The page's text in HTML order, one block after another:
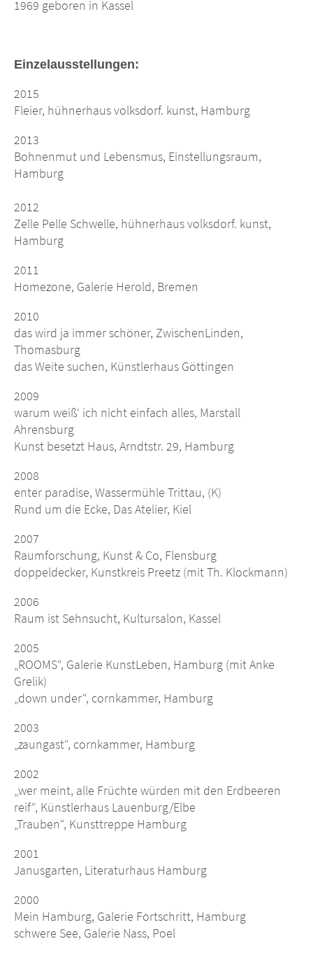
1969 geboren in Kassel
Einzelausstellungen:
2015
Fleier, hühnerhaus volksdorf. kunst, Hamburg
2013
Bohnenmut und Lebensmus, Einstellungsraum,
Hamburg
2012
Zelle Pelle Schwelle, hühnerhaus volksdorf. kunst,
Hamburg
2011
Homezone, Galerie Herold, Bremen
2010
das wird ja immer schöner, ZwischenLinden,
Thomasburg
das Weite suchen, Künstlerhaus Göttingen
2009
warum weiß‘ ich nicht einfach alles, Marstall
Ahrensburg
Kunst besetzt Haus, Arndtstr. 29, Hamburg
2008
enter paradise, Wassermühle Trittau, (K)
Rund um die Ecke, Das Atelier, Kiel
2007
Raumforschung, Kunst & Co, Flensburg
doppeldecker, Kunstkreis Preetz (mit Th. Klockmann)
2006
Raum ist Sehnsucht, Kultursalon, Kassel
2005
„ROOMS“, Galerie KunstLeben, Hamburg (mit Anke
Grelik)
„down under“, cornkammer, Hamburg
2003
„zaungast“, cornkammer, Hamburg
2002
„wer meint, alle Früchte würden mit den Erdbeeren
reif“, Künstlerhaus Lauenburg/Elbe
„Trauben“, Kunsttreppe Hamburg
2001
Janusgarten, Literaturhaus Hamburg
2000
Mein Hamburg, Galerie Fortschritt, Hamburg
schwere See, Galerie Nass, Poel